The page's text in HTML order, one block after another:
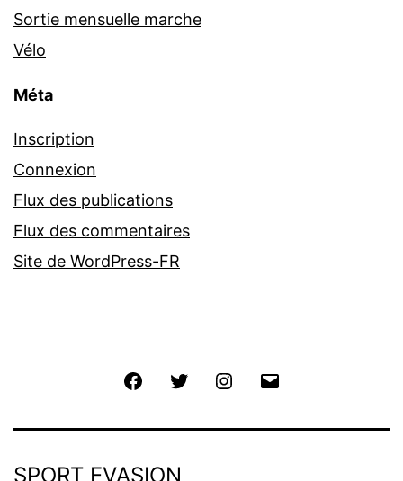
Sortie mensuelle marche
Vélo
Méta
Inscription
Connexion
Flux des publications
Flux des commentaires
Site de WordPress-FR
FacebookTwitter Instagram
SPORT EVASION